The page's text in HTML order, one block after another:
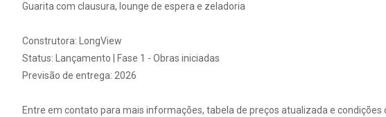
Guarita com clausura, lounge de espera e zeladoria
Construtora: LongView
Status: Lançamento | Fase 1 - Obras iniciadas
Previsão de entrega: 2026
Entre em contato para mais informações, tabela de preços atualizada e condições